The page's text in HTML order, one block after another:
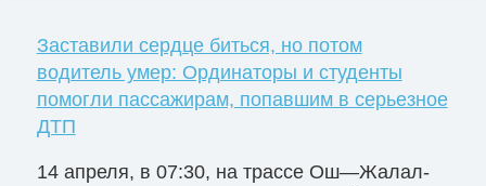
Заставили сердце биться, но потом
водитель умер: Ординаторы и студенты
помогли пассажирам, попавшим в серьезное
ДТП
14 апреля, в 07:30, на трассе Ош—Жалал-